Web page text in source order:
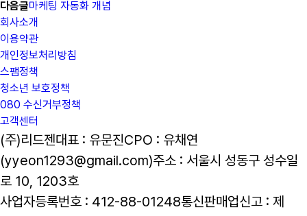
다음글마케팅 자동화 개념
회사소개
이용약관
개인정보처리방침
스팸정책
청소년 보호정책
080 수신거부정책
고객센터
(주)리드젠대표 : 유문진CPO : 유채연
(yyeon1293@gmail.com)주소 : 서울시 성동구 성수일
로 10, 1203호
사업자등록번호 : 412-88-01248통신판매업신고 : 제